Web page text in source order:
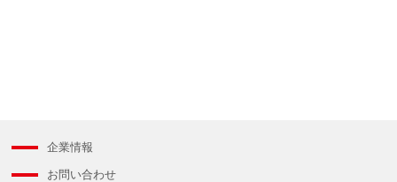
企業情報
お問い合わせ